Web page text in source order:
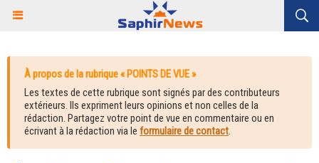
À propos de la rubrique « POINTS DE VUE »
Les textes de cette rubrique sont signés par des contributeurs
extérieurs. Ils expriment leurs opinions et non celles de la
rédaction. Partagez votre point de vue en commentaire ou en
écrivant à la rédaction via le formulaire de contact.